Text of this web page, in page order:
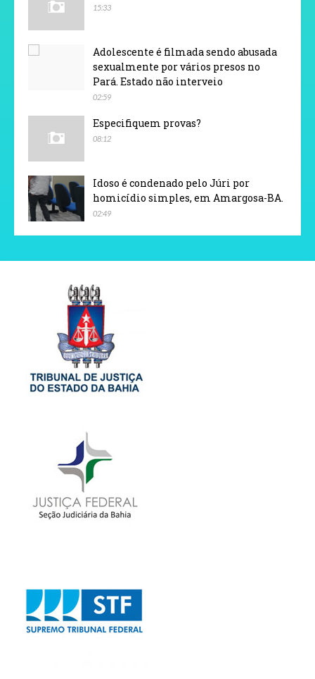
15:33
Adolescente é filmada sendo abusada
sexualmente por vários presos no
Pará. Estado não interveio
02:59
Especifiquem provas?
08:12
Idoso é condenado pelo Júri por
homicídio simples, em Amargosa-BA.
02:49